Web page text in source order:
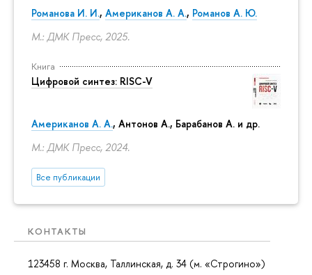
Романова И. И., Американов А. А., Романов А. Ю.
М.: ДМК Пресс, 2025.
Книга
Цифровой синтез: RISC-V
Американов А. А., Антонов А., Барабанов А. и др.
М.: ДМК Пресс, 2024.
Все публикации
КОНТАКТЫ
123458 г. Москва, Таллинская, д. 34 (м. «Строгино»)